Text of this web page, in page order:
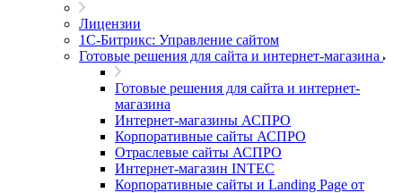
Лицензии
1С-Битрикс: Управление сайтом
Готовые решения для сайта и интернет-магазина
Готовые решения для сайта и интернет-
магазина
Интернет-магазины АСПРО
Корпоративные сайты АСПРО
Отраслевые сайты АСПРО
Интернет-магазин INTEC
Корпоративные сайты и Landing Page от